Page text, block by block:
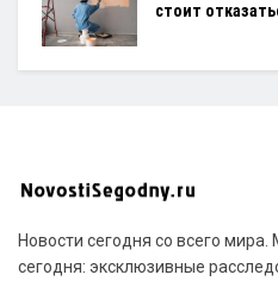
стоит
Новости сегодня со всего
сегодня: эксклюзивные